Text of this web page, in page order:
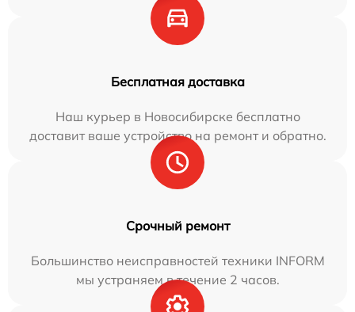
Бесплатная доставка
Наш курьер в Новосибирске бесплатно
доставит ваше устройство на ремонт и обратно.
Срочный ремонт
Большинство неисправностей техники INFORM
мы устраняем в течение 2 часов.